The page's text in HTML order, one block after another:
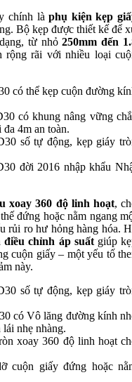
chính làphụ kiện kẹp
Bộ kẹp được thiết kế để
từ nhỏ250mm đến
rộng rãi với nhiều loại
xoay 360 độ linh hoạt,
đứng hoặc nằm ngang
rủi ro hư hỏng hàng hóa.
điều chỉnh áp suấtgiúp
cuộn giấy – một yếu tố
này.